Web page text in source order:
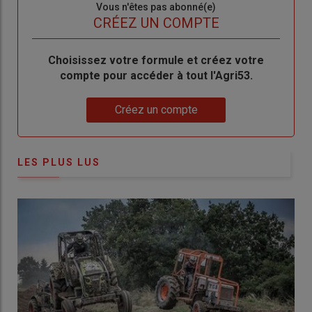
Vous n'êtes pas abonné(e)
CRÉEZ UN COMPTE
BodyChoisissez votre formule et créez votre
compte pour accéder à tout l'Agri53.
Créez un compte
LES PLUS LUS